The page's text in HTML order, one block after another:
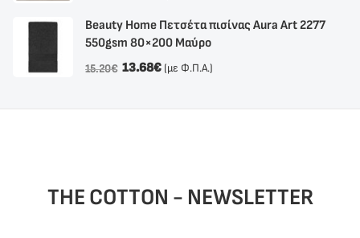
Beauty Home Πετσέτα πισίνας Aura Art 2277
550gsm 80×200 Μαύρο
15.20€ 13.68€ (με Φ.Π.Α.)
THE COTTON - NEWSLETTER